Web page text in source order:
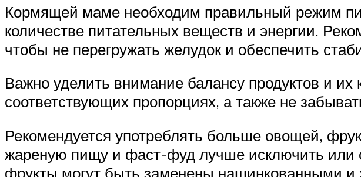
Кормящей маме необходим правильный режим
количестве питательных веществ и энергии.
чтобы не перегружать желудок и обеспечить
Важно уделить внимание балансу продуктов и
соответствующих пропорциях, а также не
Рекомендуется употреблять больше овощей,
жареную пищу и фаст-фуд лучше исключить или
фрукты могут быть заменены нашинкованными